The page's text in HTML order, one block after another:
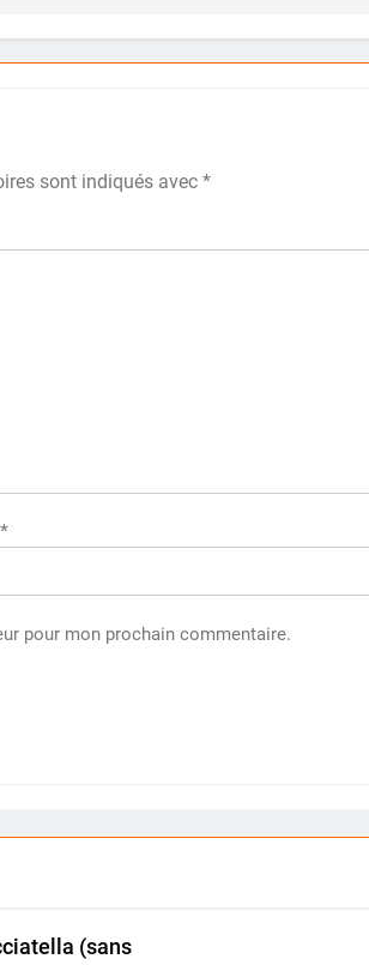
sont indiqués avec *
*
pour mon prochain commentaire.
(sans